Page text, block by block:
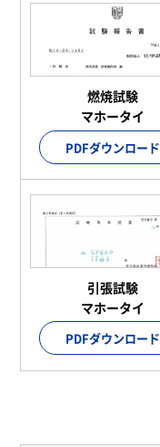
燃焼試験
マホータイ
PDFダウンロード
引張試験
マホータイ
PDFダウンロード